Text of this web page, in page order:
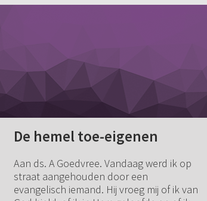
De hemel toe-eigenen
Aan ds. A Goedvree. Vandaag werd ik op
straat aangehouden door een
evangelisch iemand. Hij vroeg mij of ik van